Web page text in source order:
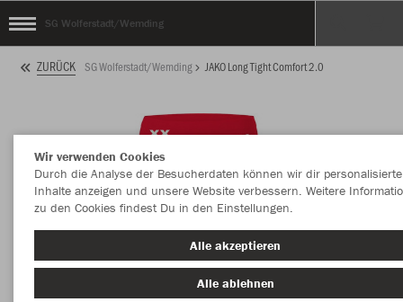
SG Wolferstadt/Wemding
ZURÜCK SG Wolferstadt/Wemding JAKO Long Tight Comfort 2.0
Wir verwenden Cookies
Durch die Analyse der Besucherdaten können wir dir personalisierte
Inhalte anzeigen und unsere Website verbessern. Weitere
zu den Cookies findest Du in den Einstellungen.
Alle akzeptieren
Alle ablehnen